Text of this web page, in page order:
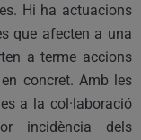
Hi ha actuacions
que afecten a una
a terme accions
concret. Amb les
a la col·laboració
incidència dels